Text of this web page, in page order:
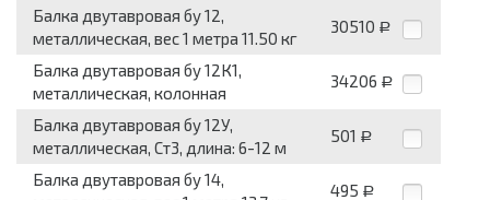
Балка двутавровая бу 12,
металлическая, вес 1 метра 11.50 кг
30510 Р
Балка двутавровая бу 12К1,
металлическая, колонная
34206 Р
Балка двутавровая бу 12У,
металлическая, Ст3, длина: 6-12 м
501 Р
Балка двутавровая бу 14,
495 Р